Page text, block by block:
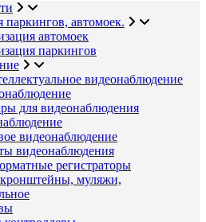
паркингов, автомоек.
автомоек
паркингов
видеонаблюдение
для видеонаблюдения
видеонаблюдение
видеонаблюдения
регистраторы
муляжи,